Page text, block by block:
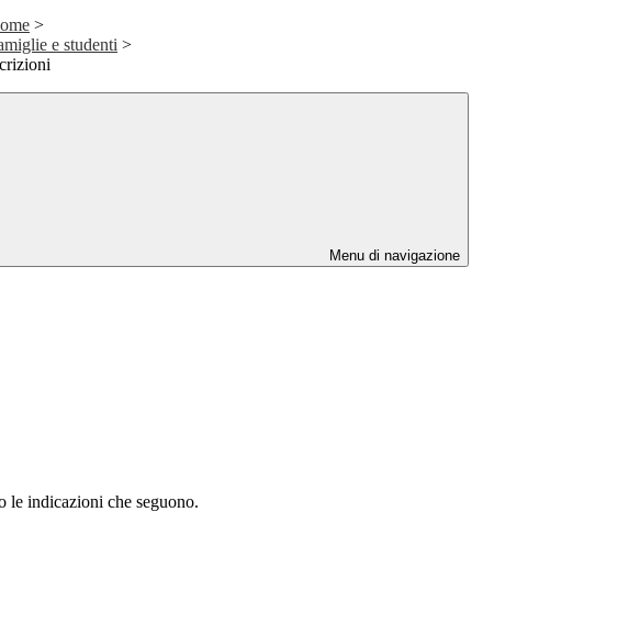
>
e studenti >
Menu di navigazione
le indicazioni che seguono.